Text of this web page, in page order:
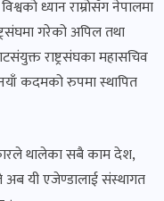
ध्यान राम्रोसँग नेपालमा
गरेको अपिल तथा
राष्ट्रसंघका महासचिव
कदमको रुपमा स्थापित
थालेका सबै काम देश,
अब यी एजेण्डालाई संस्थागत